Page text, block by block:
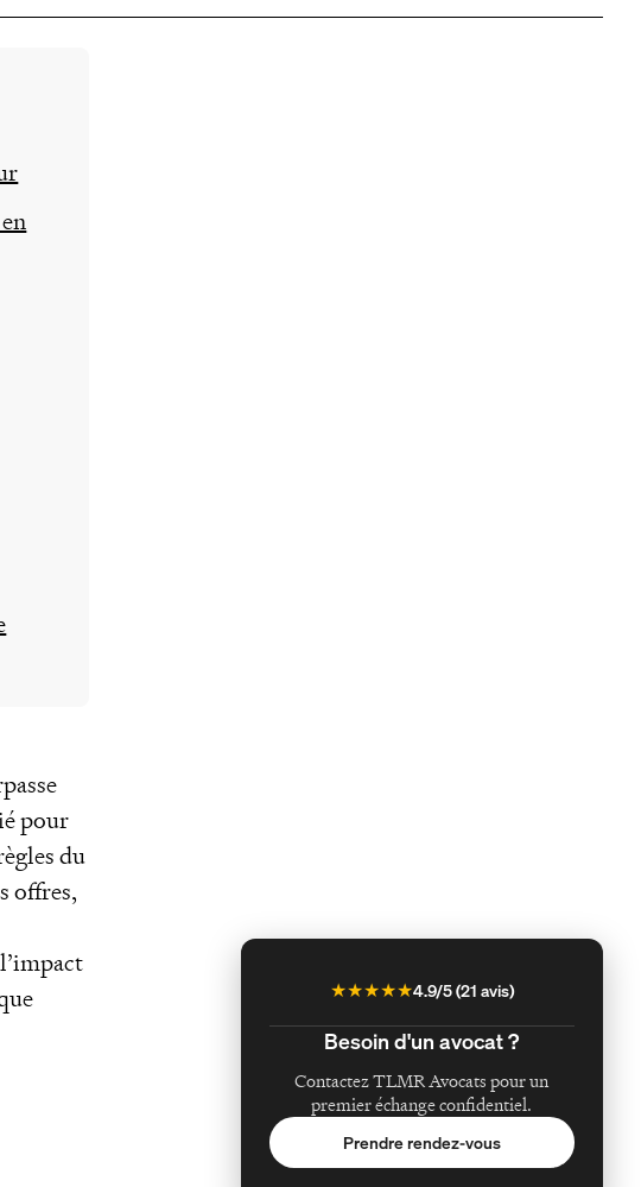
pour
du
offres,
★★★★★4.9/5 (21 avis)
Besoin d'un avocat ?
Contactez TLMR Avocats pour un
premier échange confidentiel.
Prendre rendez-vous